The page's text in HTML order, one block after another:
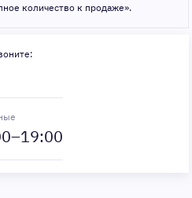
количество к продаже».
19:00